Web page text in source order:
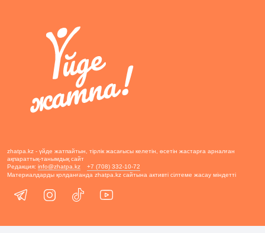
zhatpa.kz - үйде жатпайтын, тірлік жасағысы келетін, өсетін жастарға арналған
ақпараттық-танымдық сайт
Редакция: info@zhatpa.kz
+7 (708) 332-10-72
Материалдарды қолданғанда zhatpa.kz сайтына активті сілтеме жасау міндетті